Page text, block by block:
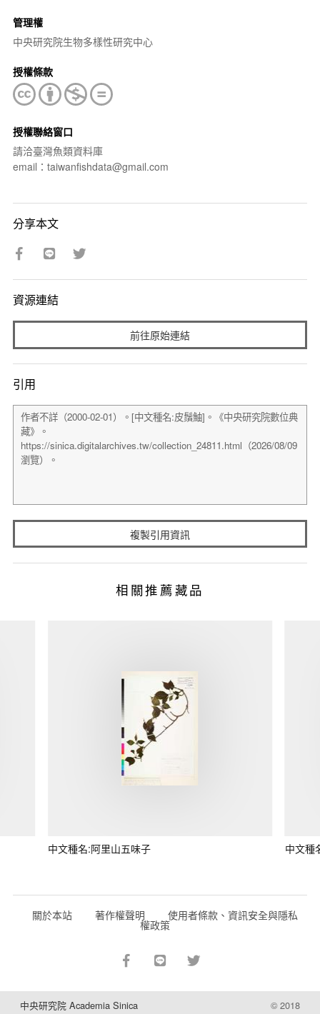
管理權
中央研究院生物多樣性研究中心
授權條款
授權聯絡窗口
請洽臺灣魚類資料庫
email：taiwanfishdata@gmail.com
分享本文
資源連結
前往原始連結
引用
複製引用資訊
相關推薦藏品
中文種名:阿里山五味子 中文種
關於本站 著作權聲明 使用者條款、資訊安全與隱私
權政策
中央研究院 Academia Sinica © 2018